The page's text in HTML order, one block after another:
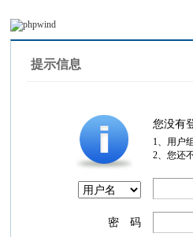
提示信息
您没有
1、用户
2、您还
密 码